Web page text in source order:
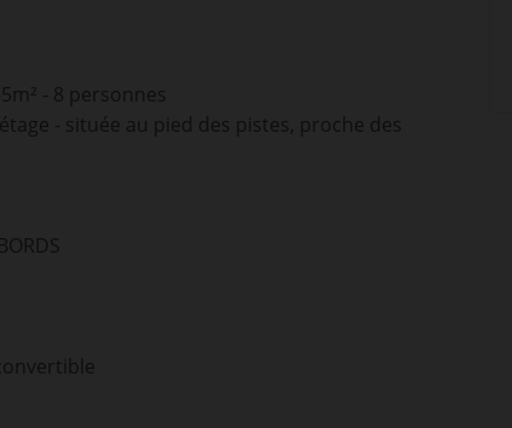
- 8 personnes
- située au pied des pistes, proche des